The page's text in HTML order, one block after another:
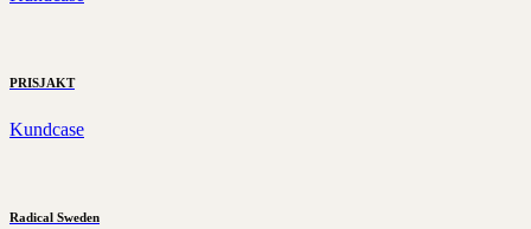
PRISJAKT
Kundcase
Radical Sweden